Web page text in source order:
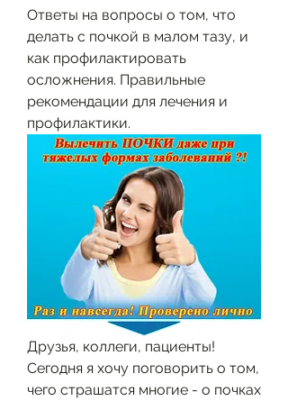
Ответы на вопросы о том, что
делать с почкой в малом тазу, и
как профилактировать
осложнения. Правильные
рекомендации для лечения и
профилактики.
Друзья, коллеги, пациенты!
Сегодня я хочу поговорить о том,
чего страшатся многие - о почках